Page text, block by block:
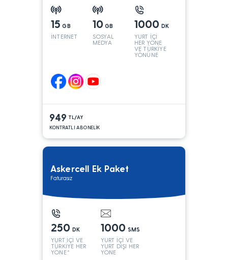
15 GB
İNTERNET
10 GB
SOSYAL
MEDYA
1000 DK
YURT İÇİ
HER YÖNE
VE TÜRKİYE
YÖNÜNE
949 TL/AY
KONTRATLI ABONELİK
Askercell Ek Paket
Faturasız
250 DK
YURT İÇİ VE
TÜRKİYE HER
YÖNE*
1000 SMS
YURT İÇİ VE
YURT DIŞI HER
YÖNE